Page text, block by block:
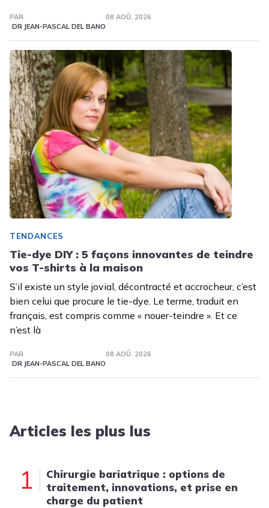
PAR
DR JEAN-PASCAL DEL BANO
08 AOÛ. 2026
TENDANCES
Tie-dye DIY : 5 façons innovantes de teindre
vos T-shirts à la maison
S’il existe un style jovial, décontracté et accrocheur, c’est
bien celui que procure le tie-dye. Le terme, traduit en
français, est compris comme « nouer-teindre ». Et ce
n’est là
PAR
DR JEAN-PASCAL DEL BANO
08 AOÛ. 2026
Articles les plus lus
1
Chirurgie bariatrique : options de
traitement, innovations, et prise en
charge du patient